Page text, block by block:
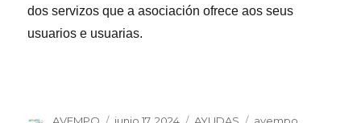
dos servizos que a asociación ofrece aos seus
usuarios e usuarias.
Autor
Publicado
Categorías Etiquetas